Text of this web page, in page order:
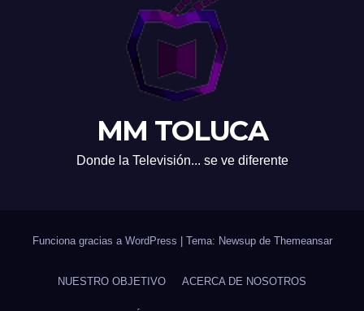
MM TOLUCA
Donde la Televisión... se ve diferente
Funciona gracias a WordPress Tema: Newsup de Themeansar
NUESTRO OBJETIVO ACERCA DE NOSOTROS